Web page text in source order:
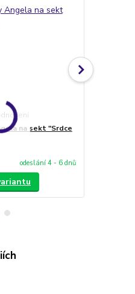
na sekt "Srdce
odeslání 4 - 6 dnů